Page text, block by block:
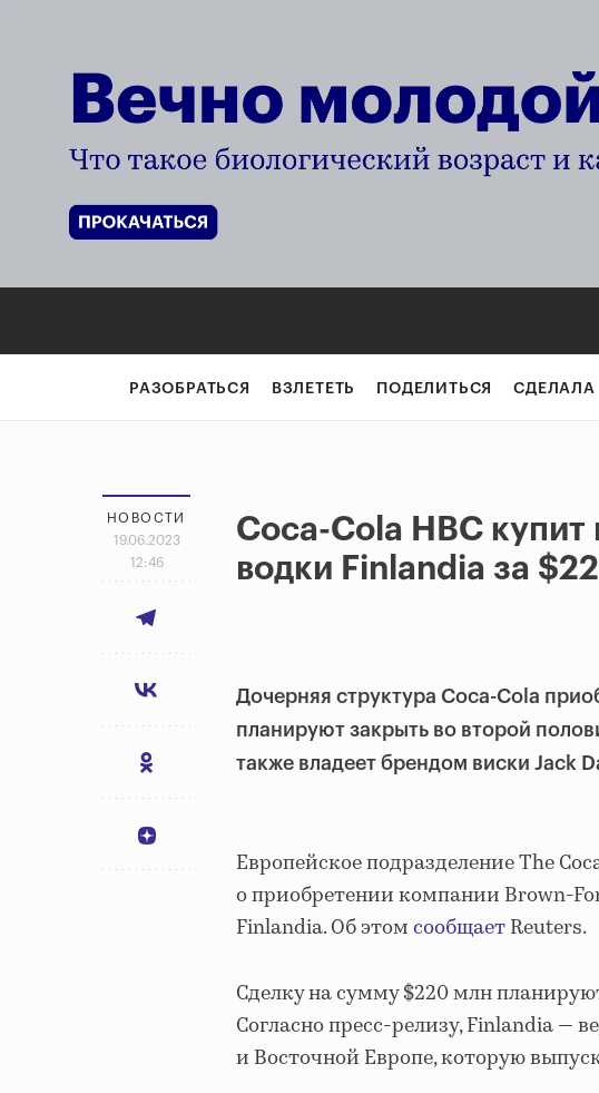
РАЗОБРАТЬСЯ ВЗЛЕТЕТЬ ПОДЕЛИТЬСЯ СДЕЛАЛА
НОВОСТИ
19.06.2023
12:46
Coca-Cola HBC купит
водки Finlandia за
Дочерняя структура Coca-Cola
планируют закрыть во второй
также владеет брендом виски Jack
Европейское подразделение The
о приобретении компании Brown-
Finlandia. Об этомсообщаетReuters.
Сделку на сумму $220 млн
Согласно пресс-релизу, Finlandia —
и Восточной Европе, которую